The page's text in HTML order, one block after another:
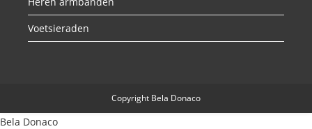
Voetsieraden
Copyright Bela Donaco
Bela Donaco